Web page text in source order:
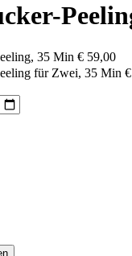
35 Min € 59,00
für Zwei, 35 Min